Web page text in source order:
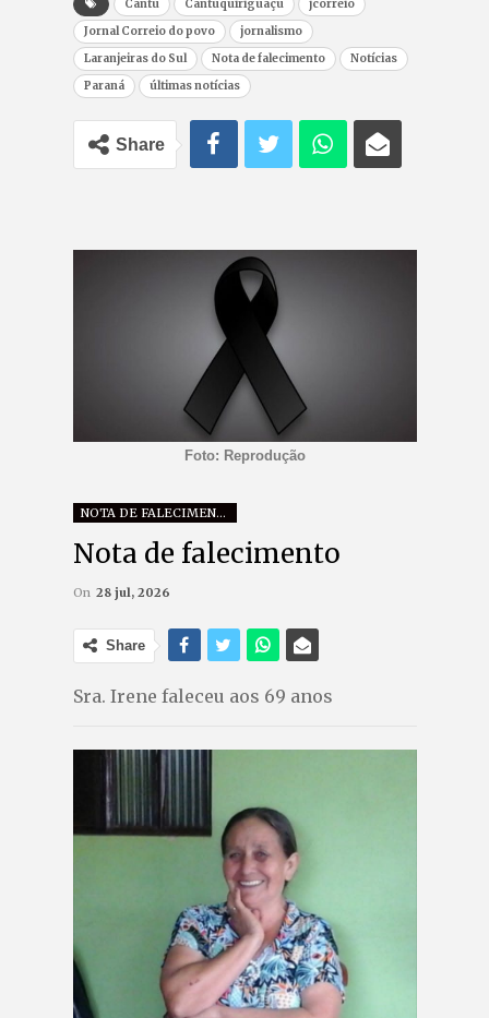
Cantu Cantuquiriguaçu
jcorreio
Jornal Correio do povo
jornalismo
Laranjeiras do Sul
Nota de falecimento
Notícias
Paraná
últimas notícias
Share
Foto: Reprodução
NOTA DE FALECIMENTO
Nota de falecimento
On 28 jul, 2026
Share
Sra. Irene faleceu aos 69 anos